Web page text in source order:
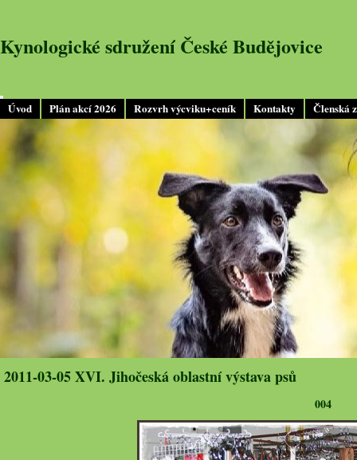
Úvod Plán akcí 2026 Rozvrh výcviku+ceník Kontakty Členská
Kynologické sdružení České Budějovice
2011-03-05 XVI. Jihočeská oblastní výstava psů
004